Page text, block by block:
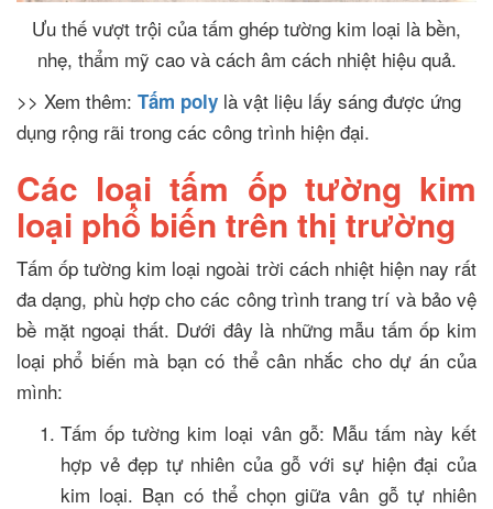
Ưu thế vượt trội của tấm ghép tường kim loại là bền,
nhẹ, thẩm mỹ cao và cách âm cách nhiệt hiệu quả.
>> Xem thêm: Tấm poly là vật liệu lấy sáng được ứng
dụng rộng rãi trong các công trình hiện đại.
Các loại tấm ốp tường kim
loại phổ biến trên thị trường
Tấm ốp tường kim loại ngoài trời cách nhiệt hiện nay rất
đa dạng, phù hợp cho các công trình trang trí và bảo vệ
bề mặt ngoại thất. Dưới đây là những mẫu tấm ốp kim
loại phổ biến mà bạn có thể cân nhắc cho dự án của
mình:
Tấm ốp tường kim loại vân gỗ: Mẫu tấm này kết
hợp vẻ đẹp tự nhiên của gỗ với sự hiện đại của
kim loại. Bạn có thể chọn giữa vân gỗ tự nhiên